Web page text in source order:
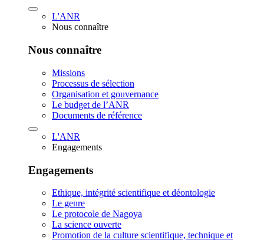
L'ANR
Nous connaître
Nous connaître
Missions
Processus de sélection
Organisation et gouvernance
Le budget de l’ANR
Documents de référence
L'ANR
Engagements
Engagements
Ethique, intégrité scientifique et déontologie
Le genre
Le protocole de Nagoya
La science ouverte
Promotion de la culture scientifique, technique et